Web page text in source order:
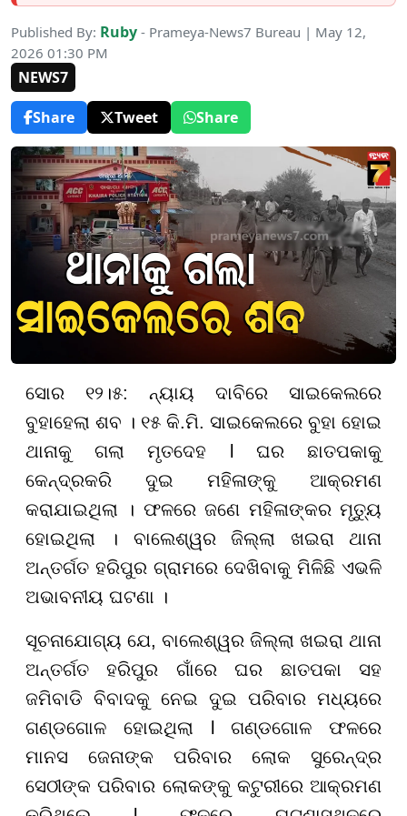
Published By: Ruby - Prameya-News7 Bureau | May 12,
2026 01:30 PM
NEWS7
Share
Tweet Share
ସୋର ୧୨।୫: ନ୍ୟାୟ ଦାବିରେ ସାଇକେଲରେ
ବୁହାହେଲା ଶବ । ୧୫ କି.ମି. ସାଇକେଲରେ ବୁହା ହୋଇ
ଥାନାକୁ ଗଲା ମୃତଦେହ l ଘର ଛାତପକାକୁ
କେନ୍ଦ୍ରକରି ଦୁଇ ମହିଳାଙ୍କୁ ଆକ୍ରମଣ
କରାଯାଇଥିଲା । ଫଳରେ ଜଣେ ମହିଳାଙ୍କର ମୃତ୍ୟୁ
ହୋଇଥିଲା । ବାଲେଶ୍ୱର ଜିଲ୍ଲା ଖଇରା ଥାନା
ଅନ୍ତର୍ଗତ ହରିପୁର ଗ୍ରାମରେ ଦେଖିବାକୁ ମିଳିଛି ଏଭଳି
ଅଭାବନୀୟ ଘଟଣା ।
ସୂଚନାଯୋଗ୍ୟ ଯେ, ବାଲେଶ୍ୱର ଜିଲ୍ଲା ଖଇରା ଥାନା
ଅନ୍ତର୍ଗତ ହରିପୁର ଗାଁରେ ଘର ଛାତପକା ସହ
ଜମିବାଡି ବିବାଦକୁ ନେଇ ଦୁଇ ପରିବାର ମଧ୍ୟରେ
ଗଣ୍ଡଗୋଳ ହୋଇଥିଲା l ଗଣ୍ଡଗୋଳ ଫଳରେ
ମାନସ ଜେନାଙ୍କ ପରିବାର ଲୋକ ସୁରେନ୍ଦ୍ର
ସେଠୀଙ୍କ ପରିବାର ଲୋକଙ୍କୁ କଟୁରୀରେ ଆକ୍ରମଣ